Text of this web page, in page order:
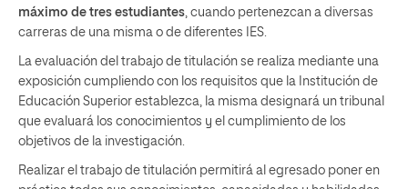
máximo de tres estudiantes , cuando pertenezcan a diversas
carreras de una misma o de diferentes IES.
La evaluación del trabajo de titulación se realiza mediante una
exposición cumpliendo con los requisitos que la Institución de
Educación Superior establezca, la misma designará un tribunal
que evaluará los conocimientos y el cumplimiento de los
objetivos de la investigación.
Realizar el trabajo de titulación permitirá al egresado poner en